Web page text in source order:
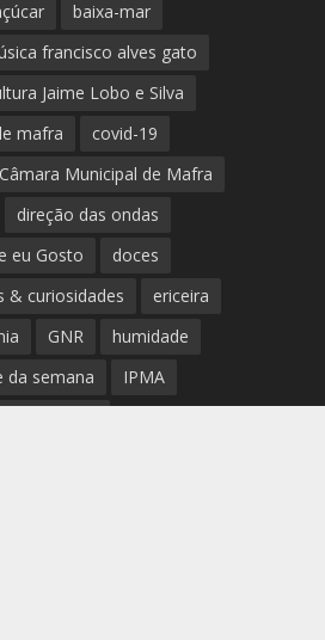
baixa-mar
francisco alves gato
Jaime Lobo e Silva
mafra
covid-19
Câmara Municipal de Mafra
direção das ondas
eu Gosto
doces
& curiosidades
ericeira
GNR
humidade
da semana
IPMA